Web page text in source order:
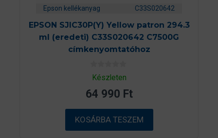
Epson kellékanyag C33S020642
EPSON SJIC30P(Y) Yellow patron 294.3
ml (eredeti) C33S020642 C7500G
címkenyomtatóhoz
0
a
5
b
ő
l
Készleten
64 990 Ft
KOSÁRBA TESZEM